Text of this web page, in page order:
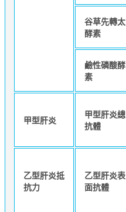
谷草先轉太
酵素
鹼性磷酸酵
素
甲型肝炎
甲型肝炎總
抗體
乙型肝炎抵
抗力
乙型肝炎表
面抗體